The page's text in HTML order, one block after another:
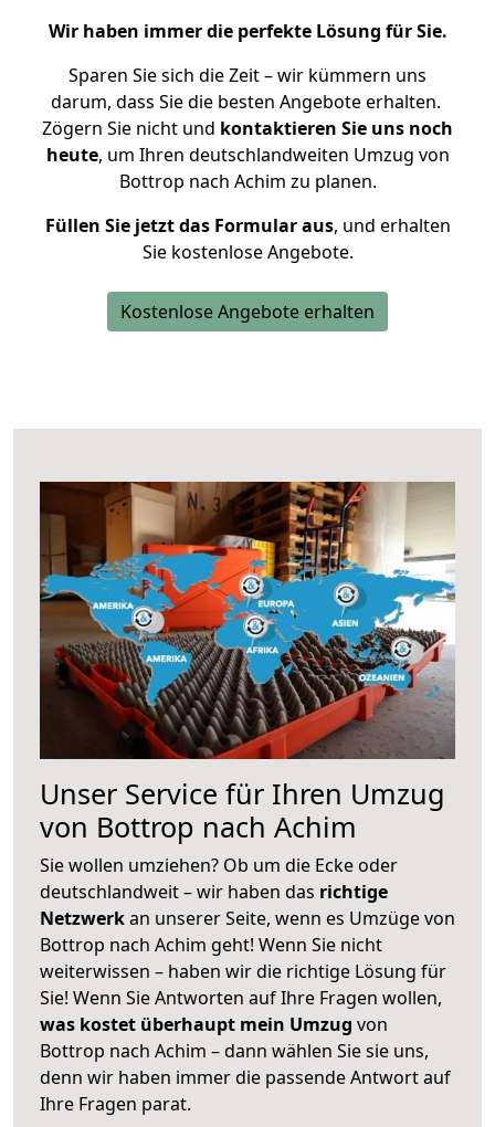
Wir haben immer die perfekte Lösung für Sie.
Sparen Sie sich die Zeit – wir kümmern uns
darum, dass Sie die besten Angebote erhalten.
Zögern Sie nicht und kontaktieren Sie uns noch
heute, um Ihren deutschlandweiten Umzug von
Bottrop nach Achim zu planen.
Füllen Sie jetzt das Formular aus, und erhalten
Sie kostenlose Angebote.
Kostenlose Angebote erhalten
Unser Service für Ihren Umzug
von Bottrop nach Achim
Sie wollen umziehen? Ob um die Ecke oder
deutschlandweit – wir haben das richtige
Netzwerkan unserer Seite, wenn es Umzüge von
Bottrop nach Achim geht! Wenn Sie nicht
weiterwissen – haben wir die richtige Lösung für
Sie! Wenn Sie Antworten auf Ihre Fragen wollen,
was kostet überhaupt mein Umzug von
Bottrop nach Achim – dann wählen Sie sie uns,
denn wir haben immer die passende Antwort auf
Ihre Fragen parat.